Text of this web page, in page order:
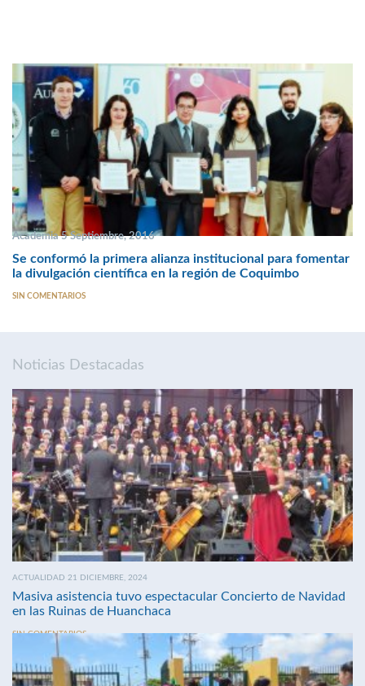
Academia 5 Septiembre, 2016
Se conformó la primera alianza institucional para fomentar
la divulgación científica en la región de Coquimbo
SIN COMENTARIOS
Noticias Destacadas
ACTUALIDAD 21 DICIEMBRE, 2024
Masiva asistencia tuvo espectacular Concierto de Navidad
en las Ruinas de Huanchaca
SIN COMENTARIOS